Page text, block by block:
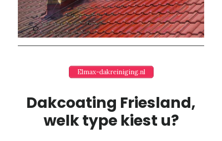
Elmax-dakreiniging.nl
Dakcoating Friesland,
welk type kiest u?